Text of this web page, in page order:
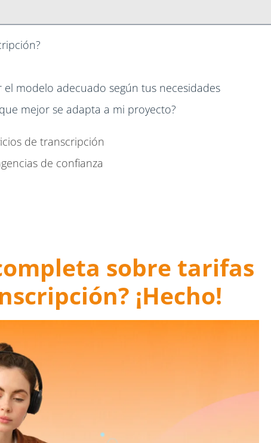
modelo adecuado según tus necesidades
mejor se adapta a mi proyecto?
de transcripción
de confianza
sobre tarifas
¡Hecho!